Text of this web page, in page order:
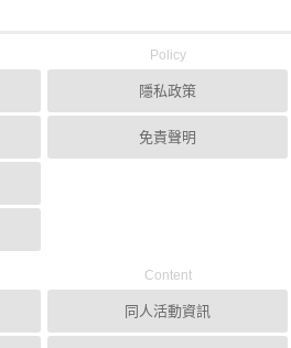
Policy
隱私政策
免責聲明
Content
同人活動資訊